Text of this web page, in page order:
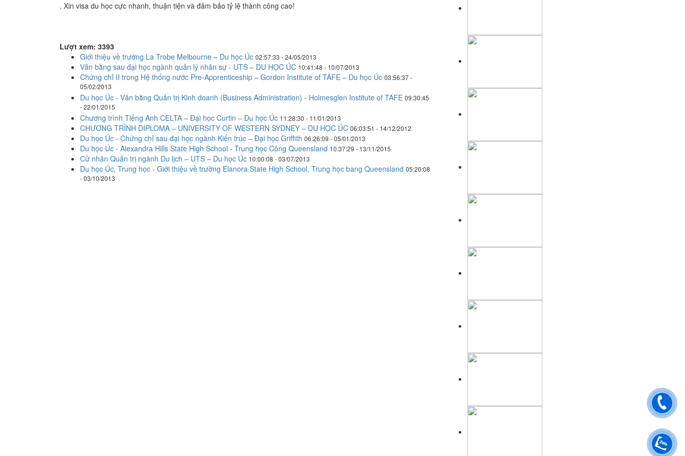
. Xin visa du học cực nhanh, thuận tiện và đảm bảo tỷ lệ thành công cao!
Lượt xem: 3393
Giới thiệu về trường La Trobe Melbourne – Du học Úc 02:57:33 - 24/05/2013
Văn bằng sau đại học ngành quản lý nhân sự - UTS – DU HỌC ÚC 10:41:48 - 10/07/2013
Chứng chỉ II trong Hệ thống nước Pre-Apprenticeship – Gordon Institute of TAFE – Du học Úc 03:56:37 -
05/02/2013
Du học Úc - Văn bằng Quản trị Kinh doanh (Business Administration) - Holmesglen Institute of TAFE 09:30:45
- 22/01/2015
Chương trình Tiếng Anh CELTA – Đại học Curtin – Du học Úc 11:28:30 - 11/01/2013
CHƯƠNG TRÌNH DIPLOMA – UNIVERSITY OF WESTERN SYDNEY – DU HỌC ÚC 06:03:51 - 14/12/2012
Du học Úc - Chứng chỉ sau đại học ngành Kiến trúc – Đại học Griffith 06:26:09 - 05/01/2013
Du học Úc - Alexandra Hills State High School - Trung học Công Queensland 10:37:29 - 13/11/2015
Cử nhân Quản trị ngành Du lịch – UTS – Du học Úc 10:00:08 - 03/07/2013
Du học Úc, Trung học - Giới thiệu về trường Elanora State High School, Trung học bang Queensland 05:20:08
- 03/10/2013